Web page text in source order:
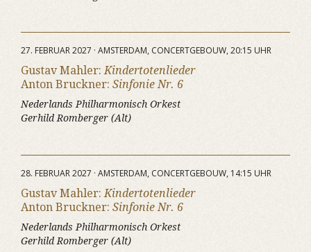
27. FEBRUAR 2027 · AMSTERDAM, CONCERTGEBOUW, 20:15 UHR
Gustav Mahler:Kindertotenlieder
Anton Bruckner: Sinfonie Nr. 6
Nederlands Philharmonisch Orkest
Gerhild Romberger (Alt)
28. FEBRUAR 2027 · AMSTERDAM, CONCERTGEBOUW, 14:15 UHR
Gustav Mahler:Kindertotenlieder
Anton Bruckner: Sinfonie Nr. 6
Nederlands Philharmonisch Orkest
Gerhild Romberger (Alt)